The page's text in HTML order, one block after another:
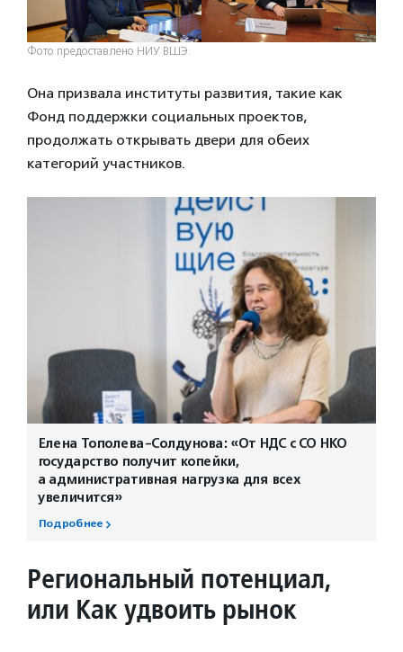
Фото предоставлено НИУ ВШЭ.
Она призвала институты развития, такие как
Фонд поддержки социальных проектов,
продолжать открывать двери для обеих
категорий участников.
Елена Тополева-Солдунова: «От НДС с СО НКО
государство получит копейки,
а административная нагрузка для всех
увеличится»
Подробнее
Региональный потенциал,
или Как удвоить рынок